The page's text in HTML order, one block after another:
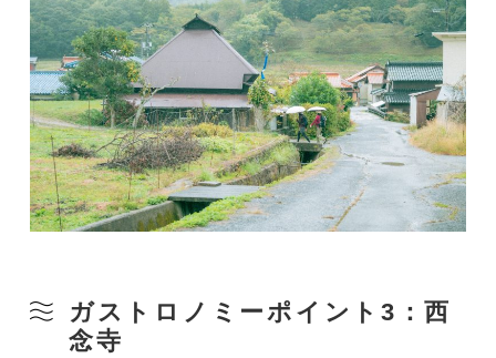
ガストロノミーポイント3：西
念寺